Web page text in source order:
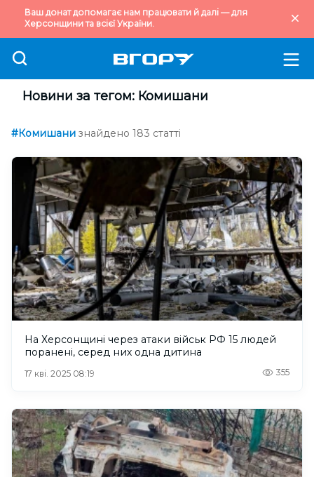
Ваш донат допомагає нам працювати й далі — для
Херсонщини та всієї України.
Новини за тегом: Комишани
#Комишани знайдено 183 статті
На Херсонщині через атаки військ РФ 15 людей
поранені, серед них одна дитина
17 кві. 2025 08:19 355